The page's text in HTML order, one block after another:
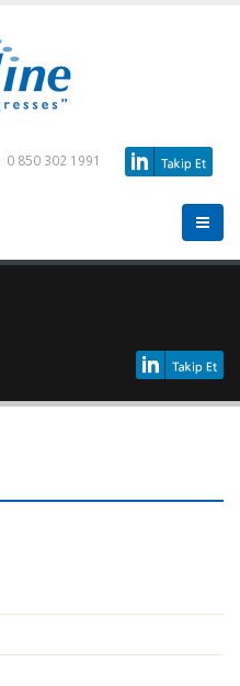
0 850 302 1991